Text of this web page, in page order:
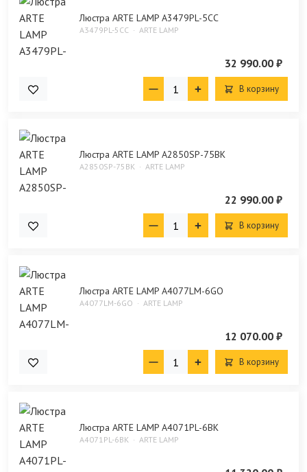
Люстра ARTE LAMP A3479PL-5CC
A3479PL-5CC ARTE LAMP
32 990.00 ₽
В корзину
Люстра ARTE LAMP A2850SP-75BK
A2850SP-75BK ARTE LAMP
22 990.00 ₽
В корзину
Люстра ARTE LAMP A4077LM-6GO
A4077LM-6GO ARTE LAMP
12 070.00 ₽
В корзину
Люстра ARTE LAMP A4071PL-6BK
A4071PL-6BK ARTE LAMP